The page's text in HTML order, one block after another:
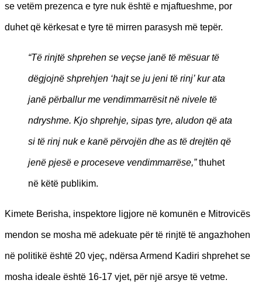
se vetëm prezenca e tyre nuk është e mjaftueshme, por
duhet që kërkesat e tyre të mirren parasysh më tepër.
“Të rinjtë shprehen se veçse janë të mësuar të
dëgjojnë shprehjen ‘hajt se ju jeni të rinj’ kur ata
janë përballur me vendimmarrësit në nivele të
ndryshme. Kjo shprehje, sipas tyre, aludon që ata
si të rinj nuk e kanë përvojën dhe as të drejtën që
jenë pjesë e proceseve vendimmarrëse,”thuhet
në këtë publikim.
Kimete Berisha, inspektore ligjore në komunën e Mitrovicës
mendon se mosha më adekuate për të rinjtë të angazhohen
në politikë është 20 vjeç, ndërsa Armend Kadiri shprehet se
mosha ideale është 16-17 vjet, për një arsye të vetme.